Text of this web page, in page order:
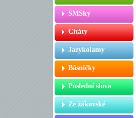
SMSky
Citáty
Jazykolamy
Básničky
Poslední slova
Ze žákovské